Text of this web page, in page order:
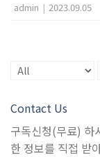
admin | 2023.09.05
Contact Us
구독신청(무료) 하
한 정보를 직접 받